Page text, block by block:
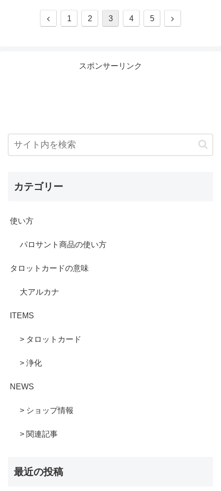
1 2 3 4 5
スポンサーリンク
カテゴリー
使い方
パロサント商品の使い方
タロットカードの意味
大アルカナ
ITEMS
> タロットカード
> 浄化
NEWS
> ショップ情報
> 関連記事
最近の投稿